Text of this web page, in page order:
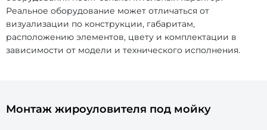
Реальное оборудование может отличаться от
визуализации по конструкции, габаритам,
расположению элементов, цвету и комплектации в
зависимости от модели и технического исполнения.
Монтаж жироуловителя под мойку